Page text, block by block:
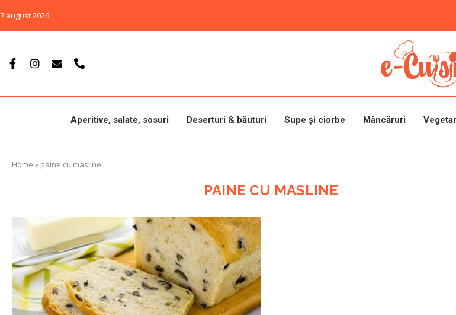
7 august 2026
Aperitive, salate, sosuri Deserturi & băuturi Supe și ciorbe Mâncăruri
Home » paine cu masline
PAINE CU MASLINE